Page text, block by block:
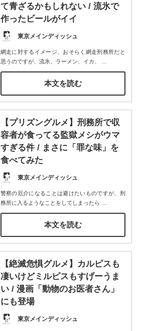
て青ざるかもしれない / 流氷で
作ったビールがイイ
東京メインディッシュ
網走に対するイメージ、おそらく網走刑務所だと
思うのですが、流氷、ラーメン、イカ、
本文を読む
【プリズングルメ】刑務所で収
容者が食ってる監獄メシがウマ
すぎる件 / まさに「罪な味」を
食べてみた
東京メインディッシュ
警察の厄介になることは避けたいものですが、刑
務所に入るようなことをしてしまったら
本文を読む
【絶滅危惧グルメ】カルピスも
凄いけどミルピスもすげーうま
い / 漫画「動物のお医者さん」
にも登場
東京メインディッシュ